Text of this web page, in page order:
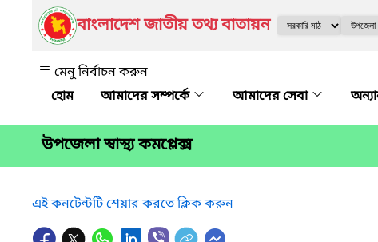
বাংলাদেশ জাতীয় তথ্য বাতায়ন
মেনু নির্বাচন করুন
আমাদের সম্পর্কে
আমাদের সেবা
উপজেলা স্বাস্থ্য কমপ্লেক্স
এই কনটেন্টটি শেয়ার করতে ক্লিক করুন